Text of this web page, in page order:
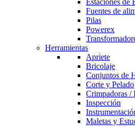
Estaciones de
Fuentes de
Pilas
Powerex
Herramientas
Apriete
Bricolaje
Conjuntos de
Corte y Pelado
Crimpadoras /
Inspección
Maletas y